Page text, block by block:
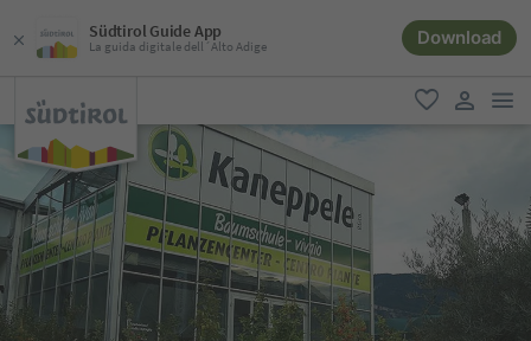
Südtirol Guide App
La guida digitale dell´Alto Adige Download
favoriti